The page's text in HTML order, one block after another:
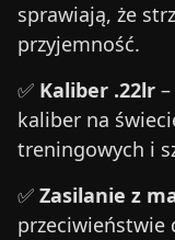
sprawiają, że
przyjemność.
✅ Kaliber .22lr
kaliber na
treningowych i
✅ Zasilanie z
przeciwieństwie